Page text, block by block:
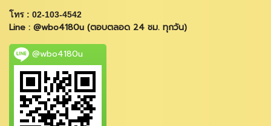
โทร : 02-103-4542
Line : @wbo4180u (ตอบตลอด 24 ชม. ทุกวัน)
@wbo4180u